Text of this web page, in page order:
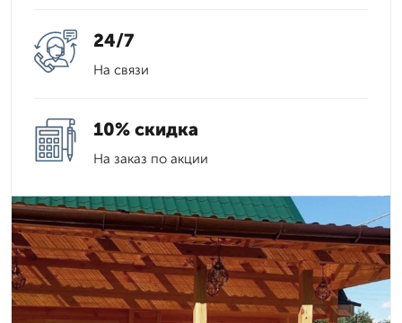
24/7
На связи
10% скидка
На заказ по акции